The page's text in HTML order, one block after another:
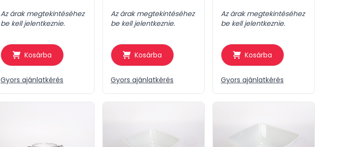
Az árak megtekintéséhez
be kell jelentkeznie.
Kosárba
Gyors ajánlatkérés
Az árak megtekintéséhez
be kell jelentkeznie.
Kosárba
Gyors ajánlatkérés
Az árak megtekintéséhez
be kell jelentkeznie.
Kosárba
Gyors ajánlatkérés